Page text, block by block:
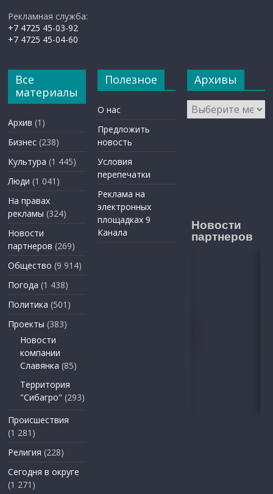
Рекламная служба:
+7 4725 45-03-92
+7 4725 45-04-60
Все
материалы
Архив (1)
Бизнес (238)
Культура (1 445)
Люди (1 041)
На правах
рекламы (324)
Новости
партнеров (269)
Общество (9 914)
Погода (1 438)
Политика (501)
Проекты (383)
Новости
компании
Славянка (85)
Территория
"Сибагро" (293)
Происшествия
(1 281)
Религия (228)
Сегодня в округе
(1 271)
Полезное
О нас
Предложить
новость
Условия
перепечатки
Реклама на
электронных
площадках 9
Канала
Архивы
Архивы
Новости
партнеров